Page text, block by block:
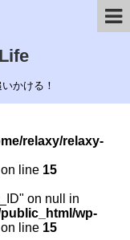
かける！
relaxy/relaxy-
on line 15
on null in
wp-
on line 15